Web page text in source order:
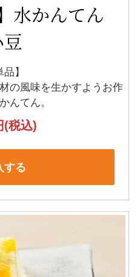
水かんてん
品】
の風味を生かすようお作
んてん。
(税込)
する